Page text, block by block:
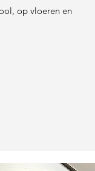
op vloeren en